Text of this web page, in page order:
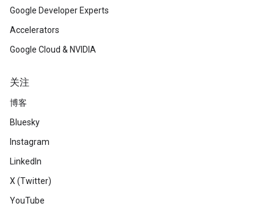
Google Developer Experts
Accelerators
Google Cloud & NVIDIA
关注
博客
Bluesky
Instagram
LinkedIn
X (Twitter)
YouTube